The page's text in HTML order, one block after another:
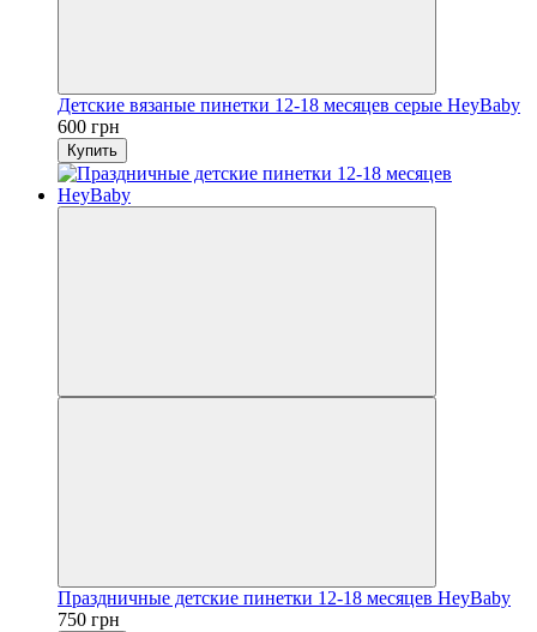
Детские вязаные пинетки 12-18 месяцев серые HeyBaby
600 грн
Купить
Праздничные детские пинетки 12-18 месяцев HeyBaby
750 грн